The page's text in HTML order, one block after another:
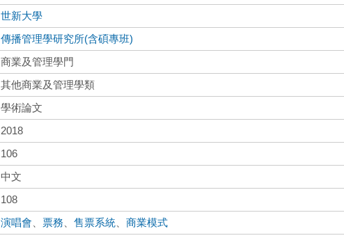
世新大學
傳播管理學研究所(含碩專班)
商業及管理學門
其他商業及管理學類
學術論文
2018
106
中文
108
演唱會 票務 、售票系統 、商業模式